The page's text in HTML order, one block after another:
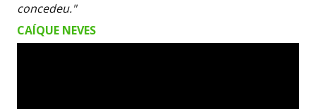
concedeu."
CAÍQUE NEVES